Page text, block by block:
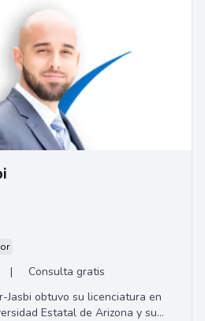
|
Consulta gratis
Jasbi obtuvo su licenciatura en
Estatal de Arizona y su